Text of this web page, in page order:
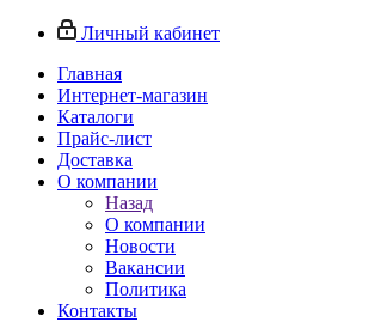
Личный кабинет
Главная
Интернет-магазин
Каталоги
Прайс-лист
Доставка
О компании
Назад
О компании
Новости
Вакансии
Политика
Контакты